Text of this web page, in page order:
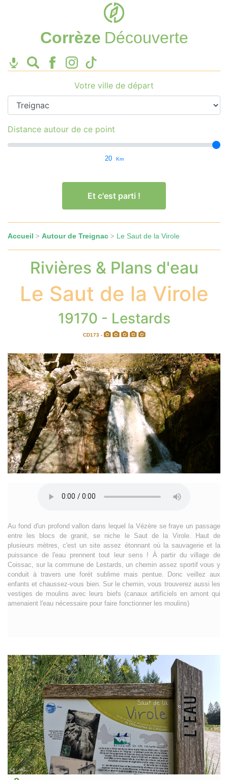
Corrèze Découverte
Votre ville de départ
Distance autour de ce point
20 Km
Et c'est parti !
Accueil > Autour de Treignac > Le Saut de la Virole
Rivières & Plans d'eau
Le Saut de la Virole
19170 - Lestards
CD173 -
Au fond d'un profond vallon dans lequel la Vézère se fraye un passage
entre les blocs de granit, se niche le Saut de la Virole. Haut de
plusieurs mètres, c'est un site assez étonnant où la sauvagerie et la
puissance de l'eau prennent tout leur sens ! À partir du village de
Coissac, sur la commune de Lestards, un chemin assez sportif vous y
conduit à travers une forét sublime mais pentue. Donc veillez aux
enfants et chaussez-vous bien. Sur le chemin, vous trouverez aussi les
vestiges de moulins avec leurs biefs (canaux artificiels en amont qui
amenaient l'eau nécessaire pour faire fonctionner les moulins)